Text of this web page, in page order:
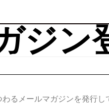
ジン
るメールマガジンを発行し